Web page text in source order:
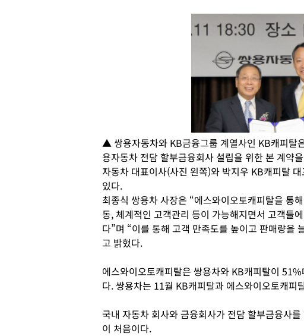
▲ 쌍용자동차와 KB금융그룹 계열사인 KB캐피탈
용자동차 전담 할부금융회사 설립을 위한 본 계약
자동차 대표이사(사진 왼쪽)와 박지우 KB캐피탈
있다.
최종식 쌍용차 사장은 “에스와이오토캐피탈을 통
동, 체계적인 고객관리 등이 가능해지면서 고객들
다”며 “이를 통해 고객 만족도를 높이고 판매량을
고 밝혔다.
에스와이오토캐피탈은 쌍용차와 KB캐피탈이
다. 쌍용차는 11월 KB캐피탈과 에스와이오토캐피
국내 자동차 회사와 금융회사가 전담 할부금융사
이 처음이다.